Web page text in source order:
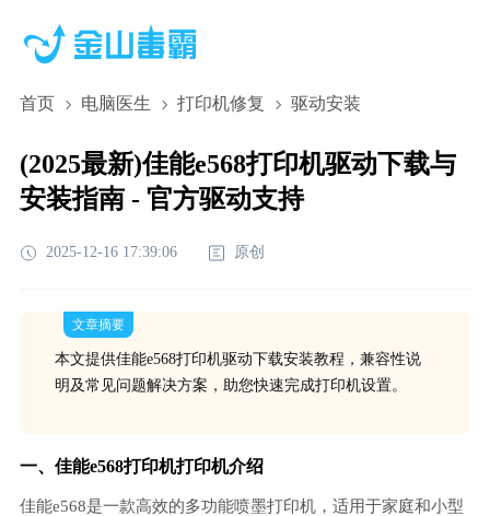
首页 电脑医生 打印机修复 驱动安装
(2025最新)佳能e568打印机驱动下载与
安装指南 - 官方驱动支持
2025-12-16 17:39:06 原创
文章摘要
本文提供佳能e568打印机驱动下载安装教程，兼容性说
明及常见问题解决方案，助您快速完成打印机设置。
一、佳能e568打印机打印机介绍
佳能e568是一款高效的多功能喷墨打印机，适用于家庭和小型